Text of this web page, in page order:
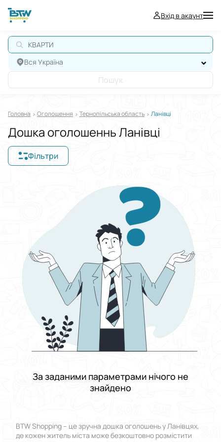
Вхід в акаунт
КВАРТИР
Вся Україна
Пошук
Головна Оголошення Тернопільська область Ланівці
Дошка оголошеннь Ланівці
Фільтри
Виберіть групу категорій
Від До
Стан
Застосувати
Скинути все
За заданими параметрами нічого не
знайдено
BTW Shopping – це зручна дошка оголошень у Ланівцях,
де кожен житель міста може безкоштовно розмістити